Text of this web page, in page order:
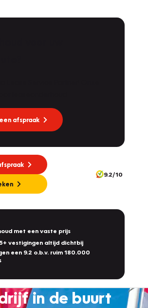
afspraak
9.2/10
met een vaste prijs
vestigingen altijd dichtbij
een 9.2 o.b.v. ruim 180.000
in de buurt